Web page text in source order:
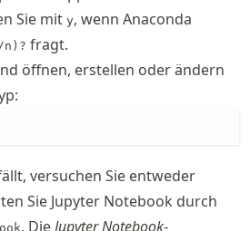
Sie mit y, wenn Anaconda
fragt.
öffnen, erstellen oder ändern
versuchen Sie entweder
Sie Jupyter Notebook durch
. Die Jupyter Notebook-